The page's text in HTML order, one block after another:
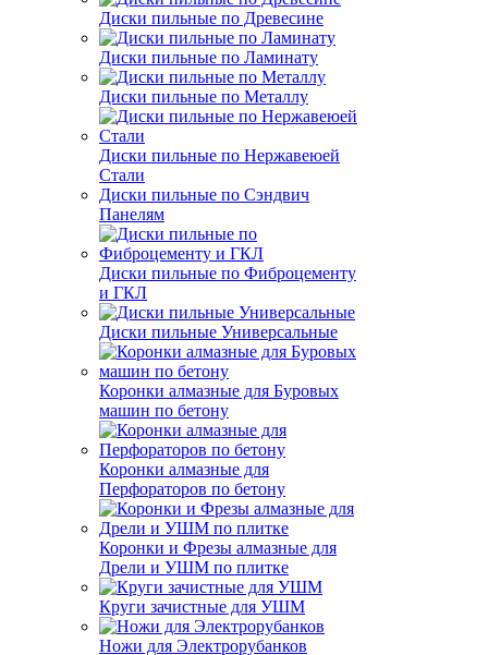
Диски пильные по Древесине
Диски пильные по Ламинату
Диски пильные по Металлу
Диски пильные по Нержавеюей
Стали
Диски пильные по Сэндвич
Панелям
Диски пильные по Фиброцементу
и ГКЛ
Диски пильные Универсальные
Коронки алмазные для Буровых
машин по бетону
Коронки алмазные для
Перфораторов по бетону
Коронки и Фрезы алмазные для
Дрели и УШМ по плитке
Круги зачистные для УШМ
Ножи для Электрорубанков